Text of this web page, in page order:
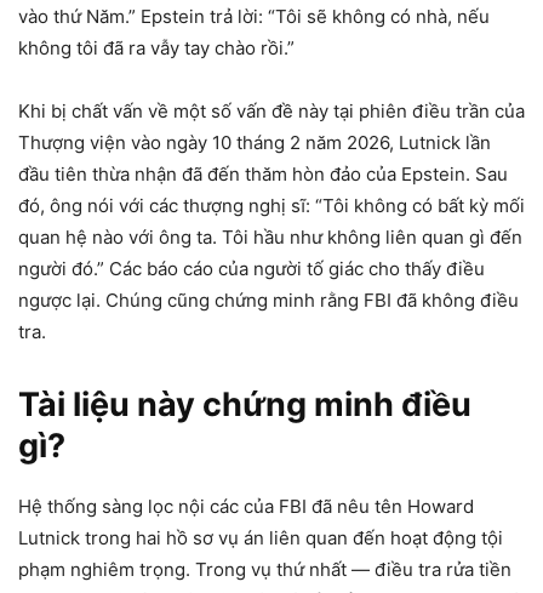
vào thứ Năm.” Epstein trả lời: “Tôi sẽ không có nhà, nếu
không tôi đã ra vẫy tay chào rồi.”
Khi bị chất vấn về một số vấn đề này tại phiên điều trần của
Thượng viện vào ngày 10 tháng 2 năm 2026, Lutnick lần
đầu tiên thừa nhận đã đến thăm hòn đảo của Epstein. Sau
đó, ông nói với các thượng nghị sĩ: “Tôi không có bất kỳ mối
quan hệ nào với ông ta. Tôi hầu như không liên quan gì đến
người đó.” Các báo cáo của người tố giác cho thấy điều
ngược lại. Chúng cũng chứng minh rằng FBI đã không điều
tra.
Tài liệu này chứng minh điều
gì?
Hệ thống sàng lọc nội các của FBI đã nêu tên Howard
Lutnick trong hai hồ sơ vụ án liên quan đến hoạt động tội
phạm nghiêm trọng. Trong vụ thứ nhất — điều tra rửa tiền